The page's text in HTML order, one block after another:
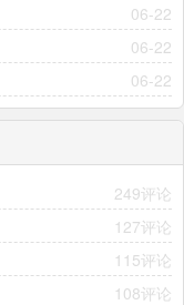
06-22
06-22
06-22
249评论
127评论
115评论
108评论